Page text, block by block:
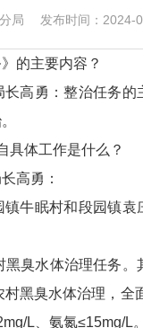
分局 发布时间：
的主要内容？
高勇：整治任务
具体工作是什么？
高勇：
牛眠村和段园镇
臭水体治理任务
黑臭水体治理，
L、氨氮≤15mg/L